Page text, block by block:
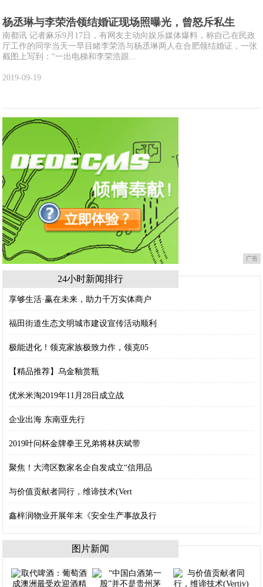
杨丞琳与李荣浩领结婚证现场照曝光，曾怒斥私生
南都讯 记者麻乐9月17日，有网友主动向娱乐媒体爆料，称自己在民政
厅工作的同学当天一早目睹李荣浩与杨丞琳两人在合肥领结婚证，一张
截图上写到：“一出电梯和李荣浩跟...
2019-09-19
广告
24小时新闻排行
享够生活·赢在未来，助力千万实体商户
福田街道生态文明城市建设宣传活动顺利
极能进化！领克家族极致力作，领克05
【精品推荐】乌金釉赏瓶
优米米淘2019年11月28日成立战
企业出海 东南亚先行
2019叶问杯金牌拳王兄弟将林庆斌带
聚焦！大湾区数家名企自发成立“信用品
与价值贡献者同行，维谛技术(Vert
鑫梓润物业开展年末《安全生产事故及行
图片新闻